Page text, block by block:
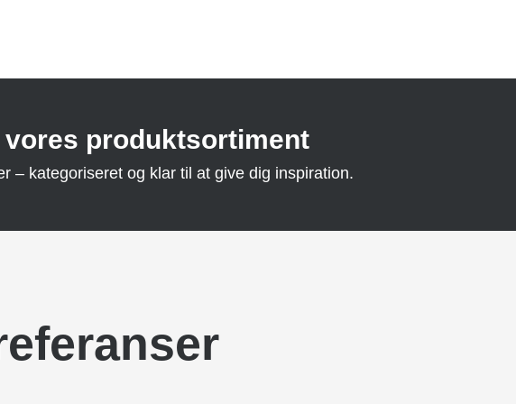
vores produktsortiment
– kategoriseret og klar til at give dig inspiration.
KLAXINSTITUTION GREVE